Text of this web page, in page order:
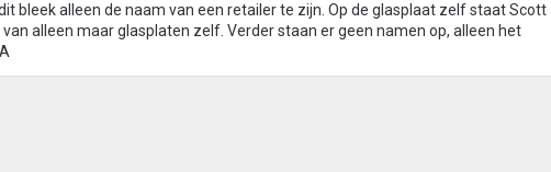
bleek alleen de naam van een retailer te zijn. Op de glasplaat zelf staat Scott
alleen maar glasplaten zelf. Verder staan er geen namen op, alleen het